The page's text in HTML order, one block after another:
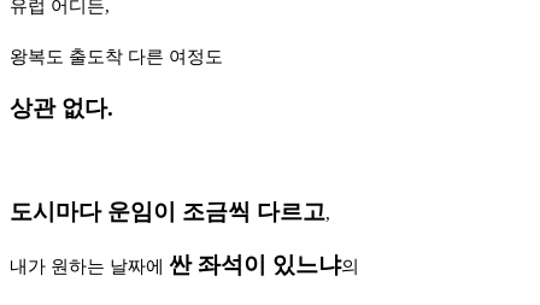
유럽 어디든,
왕복도 출도착 다른 여정도
상관 없다.
도시마다 운임이 조금씩 다르고,
내가 원하는 날짜에 싼 좌석이 있느냐의